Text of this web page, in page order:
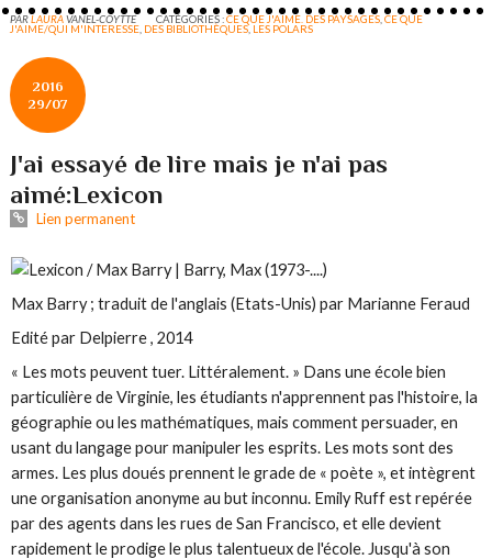
PARLAURAVANEL-COYTTE CATÉGORIES :CE QUE J'AIME. DES PAYSAGES ,CE QUE
J'AIME/QUI M'INTERESSE DES BIBLIOTHÈQUES, LES POLARS
2016
29/07
J'ai essayé de lire mais je n'ai pas
aimé:Lexicon
Lien permanent
Max Barry ; traduit de l'anglais (Etats-Unis) par Marianne Feraud
Edité par Delpierre , 2014
« Les mots peuvent tuer. Littéralement. » Dans une école bien
particulière de Virginie, les étudiants n'apprennent pas l'histoire, la
géographie ou les mathématiques, mais comment persuader, en
usant du langage pour manipuler les esprits. Les mots sont des
armes. Les plus doués prennent le grade de « poète », et intègrent
une organisation anonyme au but inconnu. Emily Ruff est repérée
par des agents dans les rues de San Francisco, et elle devient
rapidement le prodige le plus talentueux de l'école. Jusqu'à son